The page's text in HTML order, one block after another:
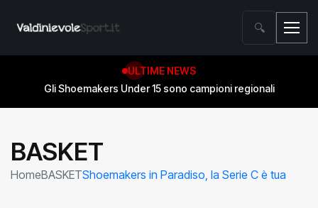
🔍
ULTIME NEWS
Gli Shoemakers Under 15 sono campioni regionali
BASKET
HomeBASKETShoemakers in Paradiso, la Serie C è tua